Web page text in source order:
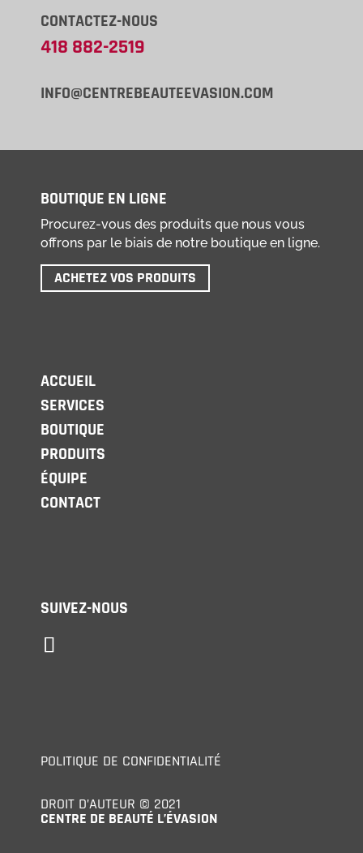
CONTACTEZ-NOUS
418 882-2519
INFO@CENTREBEAUTEEVASION.COM
BOUTIQUE EN LIGNE
Procurez-vous des produits que nous vous
offrons par le biais de notre boutique en ligne.
ACHETEZ VOS PRODUITS
ACCUEIL
SERVICES
BOUTIQUE
PRODUITS
ÉQUIPE
CONTACT
SUIVEZ-NOUS
POLITIQUE DE CONFIDENTIALITÉ
DROIT D’AUTEUR © 2021
CENTRE DE BEAUTÉ L’ÉVASION